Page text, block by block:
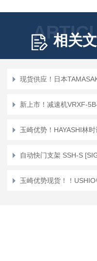
相关